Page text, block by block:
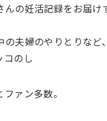
の妊活記録をお届
夫婦のやりとりな
コのし
ァン多数。